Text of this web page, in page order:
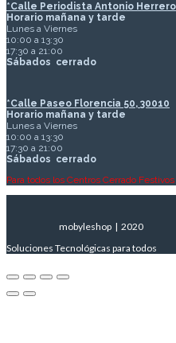
*Calle Periodista Antonio
Horario mañana y tarde
Lunes a Viernes
10:00 a 13:30
17:30 a 21:00
Sábados cerrado
*Calle Paseo Florencia 50, 30010
Horario mañana y tarde
Lunes a Viernes
10:00 a 13:30
17:30 a 21:00
Sábados cerrado
Para todos los Centros Cerrado
mobyleshop | 2020
Soluciones Tecnológicas para todos